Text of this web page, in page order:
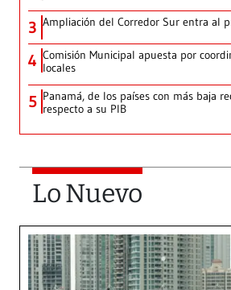
3 Ampliación del Corredor Sur entra al
4 Comisión Municipal apuesta por
locales
5 Panamá, de los países con más baja
respecto a su PIB
Lo Nuevo